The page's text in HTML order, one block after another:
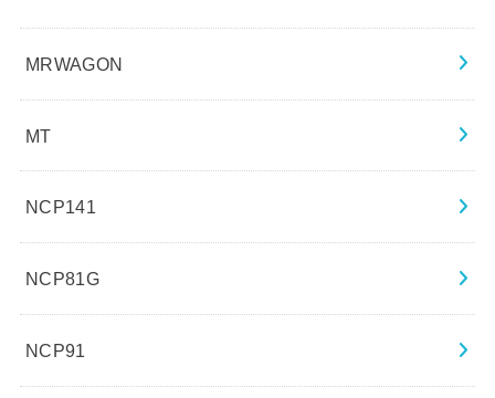
MRWAGON
MT
NCP141
NCP81G
NCP91